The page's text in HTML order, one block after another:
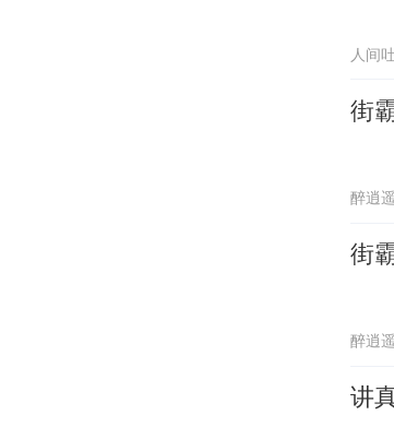
人间
街
醉逍
街
醉逍
讲